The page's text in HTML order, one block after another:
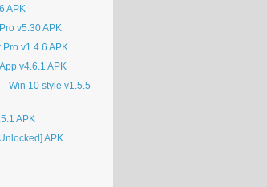
APK
v5.30 APK
v1.4.6 APK
v4.6.1 APK
Win 10 style v1.5.5
APK
APK